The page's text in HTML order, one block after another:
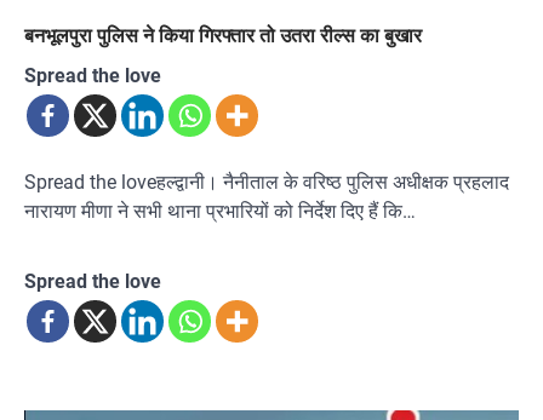
बनभूलपुरा पुलिस ने किया गिरफ्तार तो उतरा रील्स का बुखार
Spread the love
Spread the loveहल्द्वानी। नैनीताल के वरिष्ठ पुलिस अधीक्षक प्रहलाद
नारायण मीणा ने सभी थाना प्रभारियों को निर्देश दिए हैं कि…
Spread the love